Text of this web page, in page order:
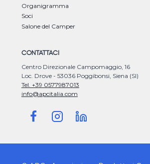
Organigramma
Soci
Salone del Camper
CONTATTACI
Centro Direzionale Campomaggio, 16
Loc. Drove - 53036 Poggibonsi, Siena (SI)
Tel. +39 0577987013
info@apcitalia.com